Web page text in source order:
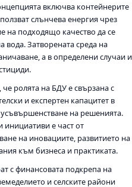
включва контейнерите
слънчева енергия чрез
на подходящо качество да се
Затворената среда на
а в определени случаи и
ролята на БДУ е свързана с
и експертен капацитет в
на решенията.
инициативи е част от
на иновациите, развитието на
към бизнеса и практиката.
с финансовата подкрепа на
и селските райони